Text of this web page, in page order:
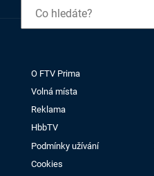
O FTV Prima
Volná místa
Reklama
HbbTV
Podmínky užívání
Cookies